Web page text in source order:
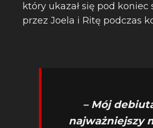
który ukazał się pod
przez Joela i Ritę podczas
– Mój
najważniejszy